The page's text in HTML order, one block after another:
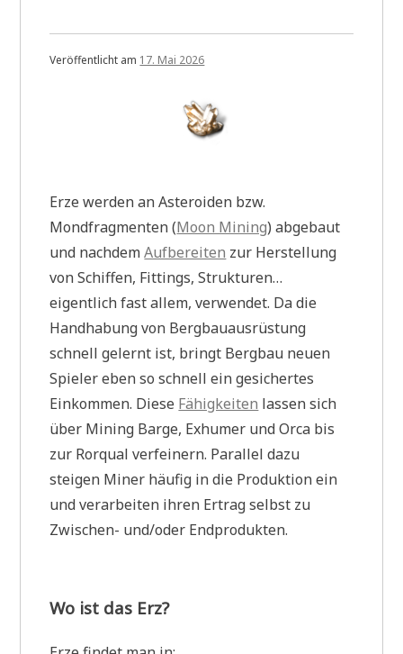
Veröffentlicht am 17. Mai 2026
Erze werden an Asteroiden bzw.
Mondfragmenten (Moon Mining) abgebaut
und nachdemAufbereiten zur Herstellung
von Schiffen, Fittings, Strukturen…
eigentlich fast allem, verwendet. Da die
Handhabung von Bergbauausrüstung
schnell gelernt ist, bringt Bergbau neuen
Spieler eben so schnell ein gesichertes
Einkommen. Diese Fähigkeiten lassen sich
über Mining Barge, Exhumer und Orca bis
zur Rorqual verfeinern. Parallel dazu
steigen Miner häufig in die Produktion ein
und verarbeiten ihren Ertrag selbst zu
Zwischen- und/oder Endprodukten.
Wo ist das Erz?